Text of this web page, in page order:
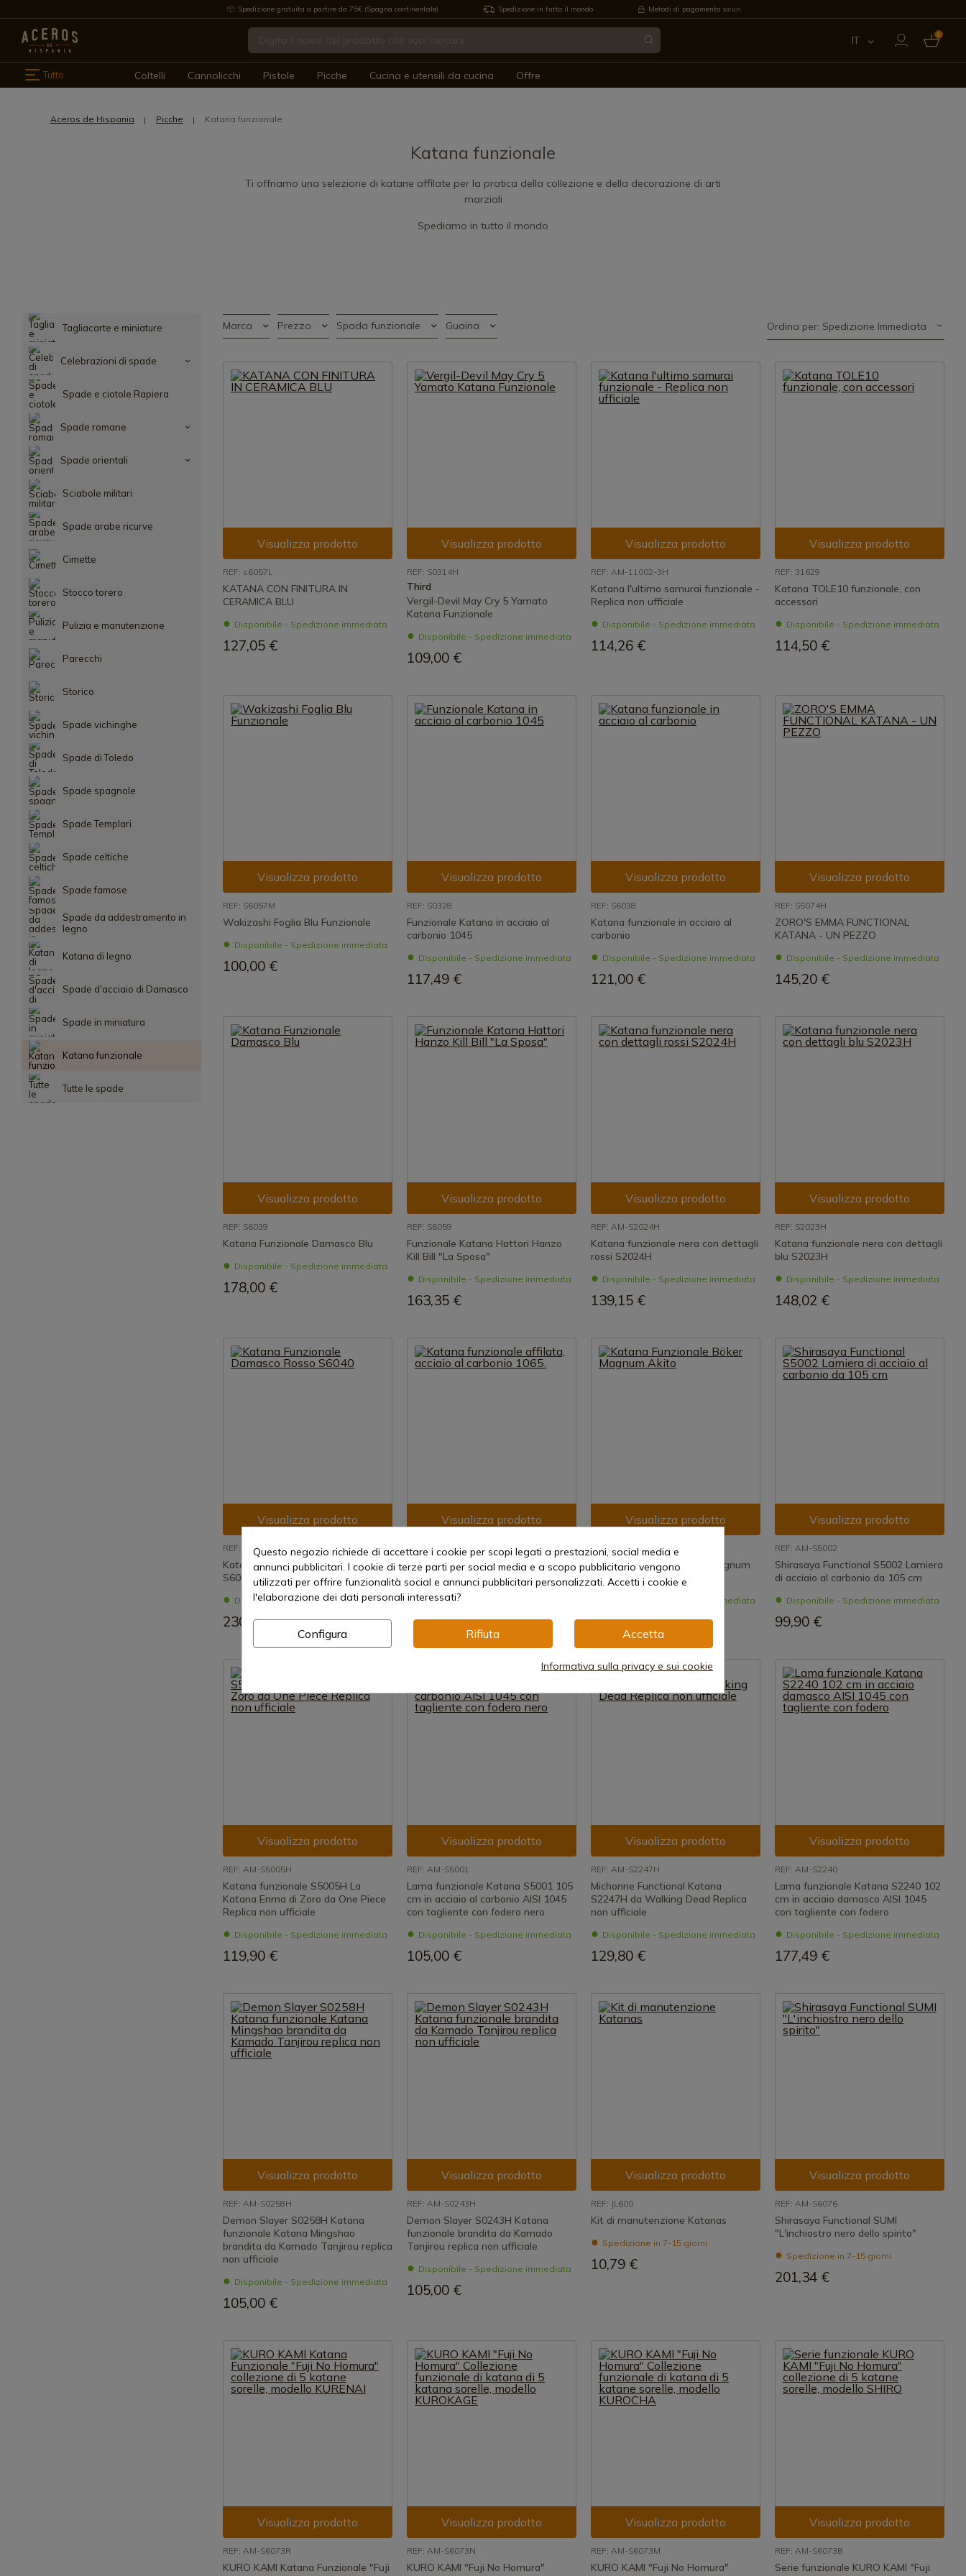
Spedizione gratuita a partire da 75€ (Spagna continentale) Spedizione in tutto il mondo Metodi di pagamento sicuri
IT 0
Tutto Coltelli Cannolicchi Pistole Picche Cucina e utensili da cucina Offre
Aceros de Hispania Picche Katana funzionale
Katana funzionale
Ti offriamo una selezione di katane affilate per la pratica della collezione e della decorazione di arti
marziali
Spediamo in tutto il mondo
Tagliacarte e miniature
Celebrazioni di spade
Spade e ciotole Rapiera
Spade romane
Spade orientali
Sciabole militari
Spade arabe ricurve
Cimette
Stocco torero
Pulizia e manutenzione
Parecchi
Storico
Spade vichinghe
Spade di Toledo
Spade spagnole
Spade Templari
Spade celtiche
Spade famose
Spade da addestramento in
legno
Katana di legno
Spade d'acciaio di Damasco
Spade in miniatura
Katana funzionale
Tutte le spade
Marca Prezzo Spada funzionale Guaina Ordina per: Spedizione Immediata
Visualizza prodotto
REF: s6057L
KATANA CON FINITURA IN
CERAMICA BLU
Disponibile - Spedizione immediata
127,05 €
Visualizza prodotto
REF: S0314H
Third
Vergil-Devil May Cry 5 Yamato
Katana Funzionale
Disponibile - Spedizione immediata
109,00 €
Visualizza prodotto
REF: AM-11002-3H
Katana l'ultimo samurai funzionale -
Replica non ufficiale
Disponibile - Spedizione immediata
114,26 €
Visualizza prodotto
REF: 31629
Katana TOLE10 funzionale, con
accessori
Disponibile - Spedizione immediata
114,50 €
Visualizza prodotto
REF: S6057M
Wakizashi Foglia Blu Funzionale
Disponibile - Spedizione immediata
100,00 €
Visualizza prodotto
REF: S0328
Funzionale Katana in acciaio al
carbonio 1045
Disponibile - Spedizione immediata
117,49 €
Visualizza prodotto
REF: S6038
Katana funzionale in acciaio al
carbonio
Disponibile - Spedizione immediata
121,00 €
Visualizza prodotto
REF: S5074H
ZORO'S EMMA FUNCTIONAL
KATANA - UN PEZZO
Disponibile - Spedizione immediata
145,20 €
Visualizza prodotto
REF: S6039
Katana Funzionale Damasco Blu
Disponibile - Spedizione immediata
178,00 €
Visualizza prodotto
REF: S6059
Funzionale Katana Hattori Hanzo
Kill Bill "La Sposa"
Disponibile - Spedizione immediata
163,35 €
Visualizza prodotto
REF: AM-S2024H
Katana funzionale nera con dettagli
rossi S2024H
Disponibile - Spedizione immediata
139,15 €
Visualizza prodotto
REF: S2023H
Katana funzionale nera con dettagli
blu S2023H
Disponibile - Spedizione immediata
148,02 €
Visualizza prodotto
REF: S6040
Katana Funzionale Damasco Rosso
S6040
Disponibile - Spedizione immediata
230,00 €
Visualizza prodotto
REF: S6033
Katana funzionale affilata, acciaio al
carbonio 1065.
Disponibile - Spedizione immediata
150,00 €
Visualizza prodotto
REF: 05ZS9126
Katana Funzionale Böker Magnum
Akito
Disponibile - Spedizione immediata
215,82 €
Visualizza prodotto
REF: AM-S5002
Shirasaya Functional S5002 Lamiera
di acciaio al carbonio da 105 cm
Disponibile - Spedizione immediata
99,90 €
Visualizza prodotto
REF: AM-S5005H
Katana funzionale S5005H La
Katana Enma di Zoro da One Piece
Replica non ufficiale
Disponibile - Spedizione immediata
119,90 €
Visualizza prodotto
REF: AM-S5001
Lama funzionale Katana S5001 105
cm in acciaio al carbonio AISI 1045
con tagliente con fodero nero
Disponibile - Spedizione immediata
105,00 €
Visualizza prodotto
REF: AM-S2247H
Michonne Functional Katana
S2247H da Walking Dead Replica
non ufficiale
Disponibile - Spedizione immediata
129,80 €
Visualizza prodotto
REF: AM-S2240
Lama funzionale Katana S2240 102
cm in acciaio damasco AISI 1045
con tagliente con fodero
Disponibile - Spedizione immediata
177,49 €
Visualizza prodotto
REF: AM-S0258H
Demon Slayer S0258H Katana
funzionale Katana Mingshao
brandita da Kamado Tanjirou replica
non ufficiale
Disponibile - Spedizione immediata
105,00 €
Visualizza prodotto
REF: AM-S0243H
Demon Slayer S0243H Katana
funzionale brandita da Kamado
Tanjirou replica non ufficiale
Disponibile - Spedizione immediata
105,00 €
Visualizza prodotto
REF: JL600
Kit di manutenzione Katanas
Spedizione in 7-15 giorni
10,79 €
Visualizza prodotto
REF: AM-S6076
Shirasaya Functional SUMI
"L'inchiostro nero dello spirito"
Spedizione in 7-15 giorni
201,34 €
Visualizza prodotto
REF: AM-S6073R
KURO KAMI Katana Funzionale "Fuji
Visualizza prodotto
REF: AM-S6073N
KURO KAMI "Fuji No Homura"
Visualizza prodotto
REF: AM-S6073M
KURO KAMI "Fuji No Homura"
Visualizza prodotto
REF: AM-S6073B
Serie funzionale KURO KAMI "Fuji
Questo negozio richiede di accettare i cookie per scopi legati a prestazioni, social media e
annunci pubblicitari. I cookie di terze parti per social media e a scopo pubblicitario vengono
utilizzati per offrire funzionalità social e annunci pubblicitari personalizzati. Accetti i cookie e
l'elaborazione dei dati personali interessati?
Configura Rifiuta Accetta
Informativa sulla privacy e sui cookie